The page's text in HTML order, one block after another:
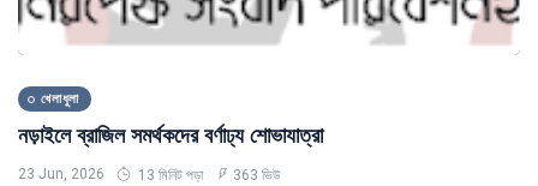
খেলাধুলা
নড়াইলে ব্রাজিল সমর্থকদের বর্ণাঢ্য শোভাযাত্রা
23 Jun, 2026 13 মিনিট পড়া 363 ভিউ